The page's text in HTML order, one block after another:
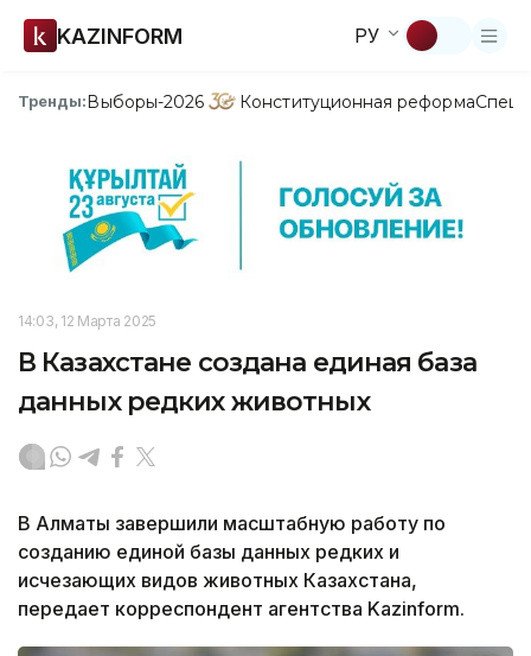
KAZINFORM РУ
Тренды:Выборы-2026 Конституционная реформа
14:03, 12 Марта 2025
В Казахстане создана единая база
данных редких животных
В Алматы завершили масштабную работу по
созданию единой базы данных редких и
исчезающих видов животных Казахстана,
передает корреспондент агентства Kazinform.